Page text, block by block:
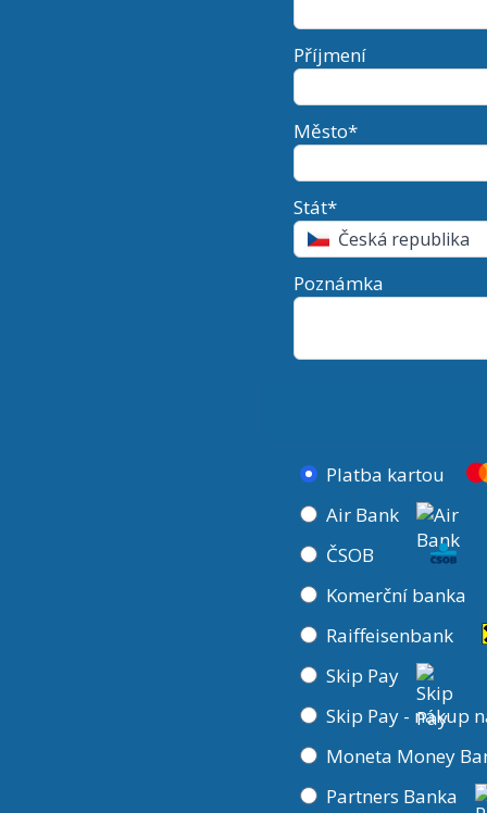
Příjmení
Město*
Stát*
Česká republika
Poznámka
Platba kartou
Air Bank
ČSOB
Komerční banka
Raiffeisenbank
Skip Pay
Skip Pay - nákup
Moneta Money
Partners Banka